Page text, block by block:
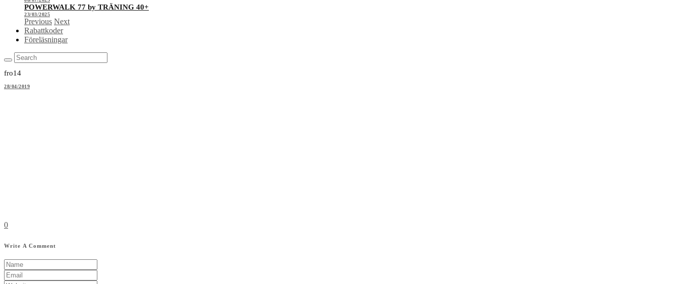
POWERWALK 77 by TRÄNING 40+
23/03/2025
Previous Next
Rabattkoder
Föreläsningar
fro14
28/04/2019
0
Write A Comment